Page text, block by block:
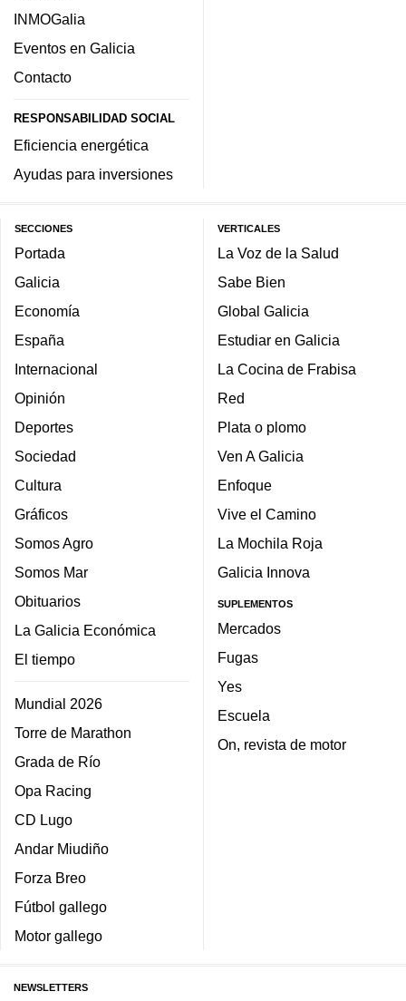
INMOGalia
Eventos en Galicia
Contacto
RESPONSABILIDAD SOCIAL
Eficiencia energética
Ayudas para inversiones
SECCIONES
Portada
Galicia
Economía
España
Internacional
Opinión
Deportes
Sociedad
Cultura
Gráficos
Somos Agro
Somos Mar
Obituarios
La Galicia Económica
El tiempo
Mundial 2026
Torre de Marathon
Grada de Río
Opa Racing
CD Lugo
Andar Miudiño
Forza Breo
Fútbol gallego
Motor gallego
VERTICALES
La Voz de la Salud
Sabe Bien
Global Galicia
Estudiar en Galicia
La Cocina de Frabisa
Red
Plata o plomo
Ven A Galicia
Enfoque
Vive el Camino
La Mochila Roja
Galicia Innova
SUPLEMENTOS
Mercados
Fugas
Yes
Escuela
On, revista de motor
NEWSLETTERS